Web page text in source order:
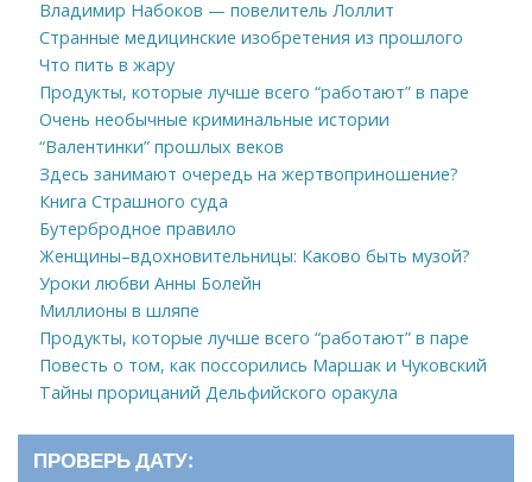
Владимир Набоков — повелитель Лоллит
Странные медицинские изобретения из прошлого
Что пить в жару
Продукты, которые лучше всего “работают” в паре
Очень необычные криминальные истории
“Валентинки” прошлых веков
Здесь занимают очередь на жертвоприношение?
Книга Страшного суда
Бутербродное правило
Женщины–вдохновительницы: Каково быть музой?
Уроки любви Анны Болейн
Миллионы в шляпе
Продукты, которые лучше всего “работают” в паре
Повесть о том, как поссорились Маршак и Чуковский
Тайны прорицаний Дельфийского оракула
ПРОВЕРЬ ДАТУ: